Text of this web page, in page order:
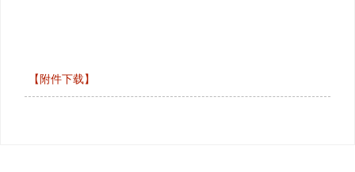
【附件下载】